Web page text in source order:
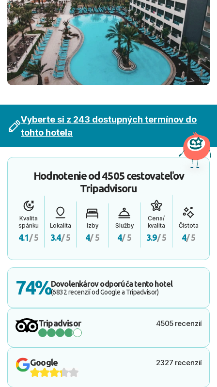
Vyberte si z 243 dostupných termínov do
tohto hotela
Hodnotenie od 4505 cestovateľov
Tripadvisoru
Kvalita
spánku
4.1/ 5
Lokalita
3.4/ 5
Izby
4/ 5
Služby
4/ 5
Cena/
kvalita
3.9/ 5
Čistota
4/ 5
74%Dovolenkárov odporúča tento hotel
(6832 recenzií od Google a Tripadvisor)
Tripadvisor 4505 recenzií
Google 2327 recenzií